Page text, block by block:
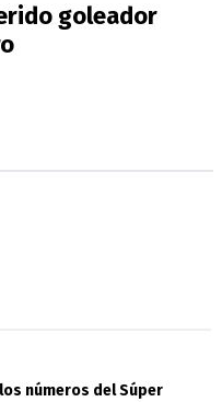
goleador
números del Súper